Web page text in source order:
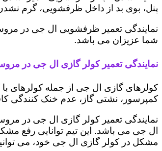
پنل، بوی بد از داخل ظرفشویی، گرم
نمایندگی تعمیر ظرفشویی ال جی در
شما عزیزان می باشد.
نمایندگی تعمیر کولر گازی ال جی در
کولرهای گازی ال جی از جمله کولرهای
کمپرسور، نشتی گاز، عدم خنک کنندگی
نمایندگی تعمیر کولر گازی ال جی در
ال جی می باشد. این تیم توانایی رفع
مشکل در کولر گازی ال جی خود، می توانید